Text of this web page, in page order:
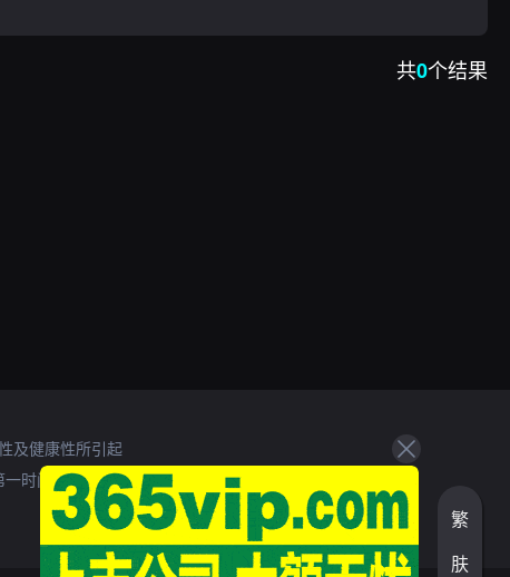
共0个结果
及健康性所引起
一时间处理。
繁
肤